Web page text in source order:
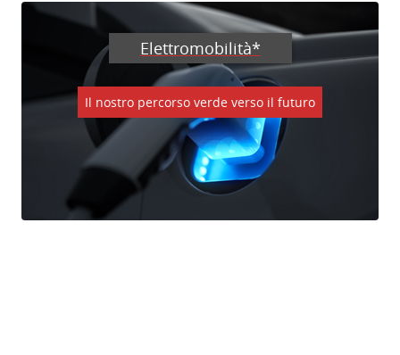
Elettromobilità*
Il nostro percorso verde verso il futuro